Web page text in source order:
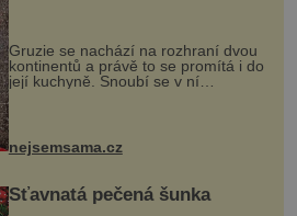
Gruzie se nachází na rozhraní dvou
kontinentů a právě to se promítá i do
její kuchyně. Snoubí se v ní
evropské a asijské chutě a díky tomu
vznikají rozmanité a chuťově bohaté
pokrmy, které rozhodně st...
nejsemsama.cz
Šťavnatá pečená šunka